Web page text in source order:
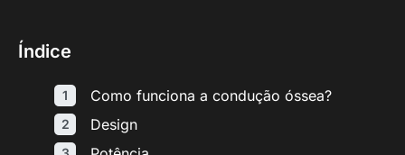
Índice
Como funciona a condução óssea?
Design